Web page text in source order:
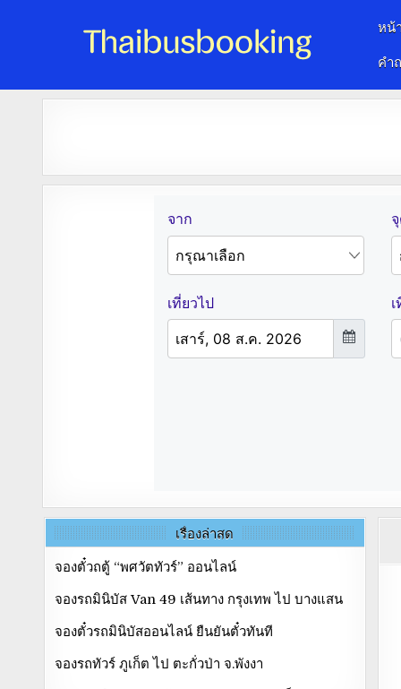
จองตั๋วรถออนไลน์ 24 ชั่วโมง
หน้
คำ
เรื่องล่าสุด
จองตั๋วถตู้ “พศวัตทัวร์” ออนไลน์
จองรถมินิบัส Van 49 เส้นทาง กรุงเทพ ไป บางแสน
จองตั๋วรถมินิบัสออนไลน์ ยืนยันตั๋วทันที
จองรถทัวร์ ภูเก็ต ไป ตะกั่วป่า จ.พังงา